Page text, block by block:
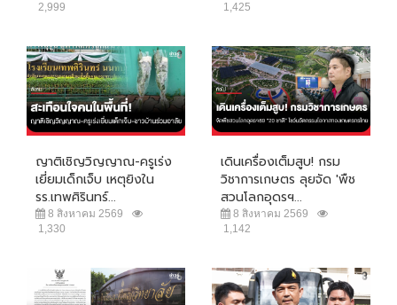
2,999
1,425
ญาติเชิญวิญญาณ-ครูเร่ง
เยี่ยมเด็กเจ็บ เหตุยิงใน
รร.เทพศิรินทร์...
8 สิงหาคม 2569
1,330
เดินเครื่องเต็มสูบ! กรม
วิชาการเกษตร ลุยจัด 'พืช
สวนโลกอุดรฯ...
8 สิงหาคม 2569
1,142